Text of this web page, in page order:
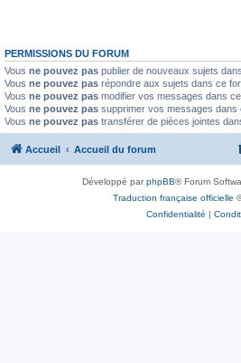
PERMISSIONS DU FORUM
Vous ne pouvez pas publier de nouveaux sujets
Vous ne pouvez pas répondre aux sujets dans ce
Vous ne pouvez pas modifier vos messages dans
Vous ne pouvez pas supprimer vos messages dans
Vous ne pouvez pas transférer de pièces jointes
Accueil Accueil du forum
Développé parphpBB® Forum
Traduction française officielle
Confidentialité |